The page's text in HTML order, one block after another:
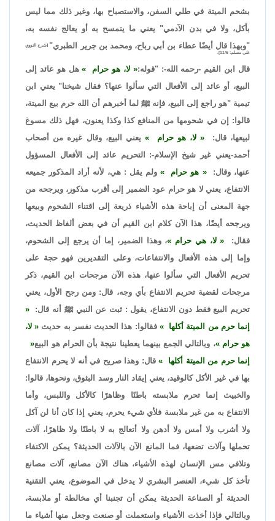
بشحم الميتة في طلي السفن، والاستصباح بها، وغير ذلك مما ليس
بأكل، ولا في بدن الآدمي" يعني ما يتمسح به أو يعالج نفسه به،
"وبهذا قال أيضًا عطاء بن أبي رباح، ومحمد بن جرير الطبري" [شرح النووي
على مسلم: 11/6].
قال ابن القيم -رحمه الله-: "قوله: لا، هو حرام
هل هو عائد إلى
البيع، أو عائد إلى الأفعال التي سألوا عنها؟ فقال شيخنا" يعني ابن
تيمية "هو راجع إلى البيع، فإنه ﷺ لما أخبرهم أن الله حرم بيع الميتة،
قالوا: إن في شحومها من المنافع كذا وكذا يعنون، فهل ذلك مسوغ
لبيعها، قال:
لا، هو حرام
يعني البيع، وقال غيره من أصحاب
أحمد-يعني غير شيخ الإسلام-: التحريم عائد إلى الأفعال المسؤول
عنها، وقال:
هو حرام
ولم يقل : هي، لأنه أراد المذكور جميعه
الانتفاع، يعني لا هو حرام عود الضمير إلى أقرب مذكور، ويرجحه من
جهة المعنى أن إباحة هذه الأشياء ذريعة إلى اقتناء الشحوم وبيعها
ويرجحه أيضًا، هذا الآن كلام ابن القيم أن في بعض ألفاظ الحديث،
فقال:
لا، هي حرام
، وهذا الضمير، إما أن يرجع إلى الشحوم،
وإما إلى هذه الأفعال والانتفاعات، وعلى التقديرين فهو حجة على
تحريم الأفعال التي سألوا عنها، هذه الآن مرجحات ابن القيم، ذكر
مرجحات لقضية تحريم الانتفاع بأي وجه، قال: ومن رجح الأول، يعني
تحريم البيع فقط دون الانتفاع، يقول : ثبت عن النبي ﷺ أنه قال:
إنما حرم من الميتة أكلها
فقالوا: هذا الحديث نفسر به حديث
لا،
هو حرام ، وبالتالي الجمع بينهما يعطينا نتيجة بأن الحرام هو البيع
إنما حرم من الميتة أكلها
قال: وهذا صريح في أنه لا يحرم الانتفاع
بها في غير الأكل كالوقيد، يعني إيقاد النار وسد البثوق، ونحوها، قالوا:
والخبيث إنما تحرم ملابسته باطنًا وظاهرًا كالأكل واللبس، وأما
الانتفاع به من غير ملابسة فلأي شيء يحرم، يعني إذا كان أنا لن آكل
ولا أشرب ولا أمس ولا أدهن ولا أتعالج به لا باطنًا ولا ظاهرًا، آلات
تحملها وآلات تضعها، فما المانع الآن بالآلات الحديثة؟ يمكن الاكتفاء
وتلافي مس الإنسان لهذه الأشياء، هناك الآن مصانع، آلات مصانع
تأخذ كل شيء، العنصر البشري لا يدخل في الموضوع، يعني التقنية
الحديثة أو الصناعة الحديثة يمكن أن تجنبنا أي مخالطة أو ملابسة،
وبالتالي فإذا أخذت الأشياء واستعملت أو صنعت وجعل منها أشياء ما